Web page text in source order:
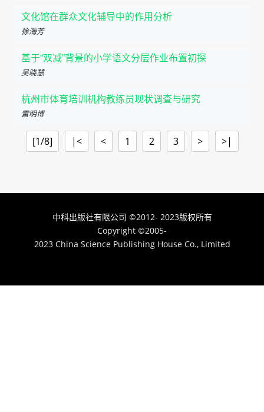
文化馆在群众文化辅导中的作用分析
徐海芳
基于“双减”背景的小学语文分层作业布置初探
吴晓慧
杭州市体育培训机构教练员现状调查与研究
雷明博
[1/8] |< < 1 2 3 > >|
中科出版社有限公司 ©2012- 2023版权所有
Copyright ©2005-
2023 China Science Publishing House Co., Limited